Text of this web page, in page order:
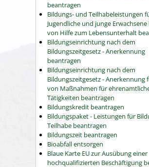
beantragen
Bildungs- und Teilhabeleistungen
Jugendliche und junge Erwachsene
von Hilfe zum Lebensunterhalt
Bildungseinrichtung nach dem
Bildungszeitgesetz - Anerkennung
beantragen
Bildungseinrichtung nach dem
Bildungszeitgesetz - Anerkennung
von Maßnahmen für
Tätigkeiten beantragen
Bildungskredit beantragen
Bildungspaket - Leistungen für
Teilhabe beantragen
Bildungszeit beantragen
Bioabfall entsorgen
Blaue Karte EU zur Ausübung einer
hochqualifizierten Beschäftigung